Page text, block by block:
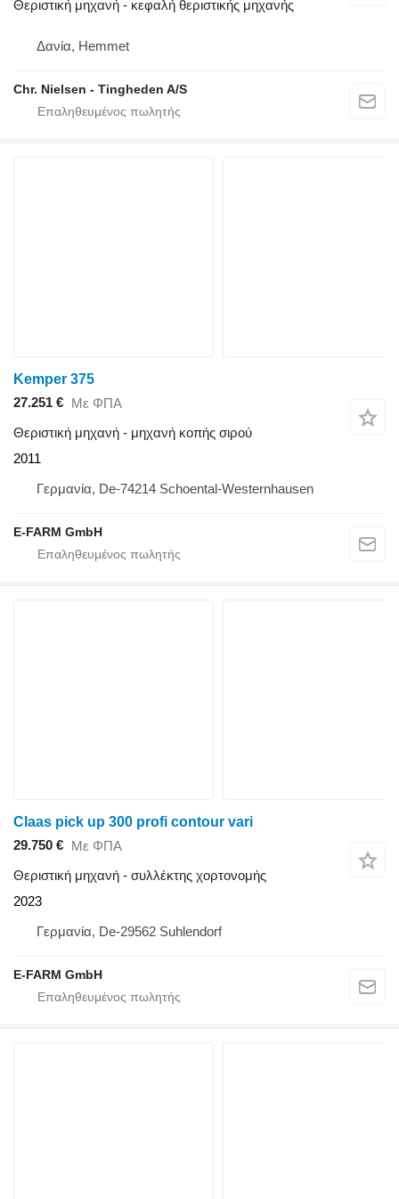
Θεριστική μηχανή - κεφαλή θεριστικής μηχανής
Δανία, Hemmet
Chr. Nielsen - Tingheden A/S
Kemper 375
27.251 € Με ΦΠΑ
Θεριστική μηχανή - μηχανή κοπής σιρού
2011
Γερμανία, De-74214 Schoental-Westernhausen
E-FARM GmbH
Claas pick up 300 profi contour vari
29.750 € Με ΦΠΑ
Θεριστική μηχανή - συλλέκτης χορτονομής
2023
Γερμανία, De-29562 Suhlendorf
E-FARM GmbH